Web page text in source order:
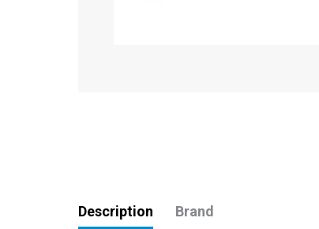
Description Brand